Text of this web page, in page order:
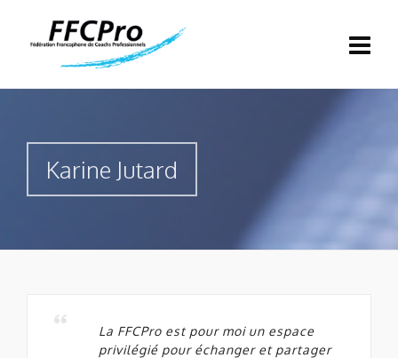
Karine Jutard
La FFCPro est pour moi un espace
privilégié pour échanger et partager